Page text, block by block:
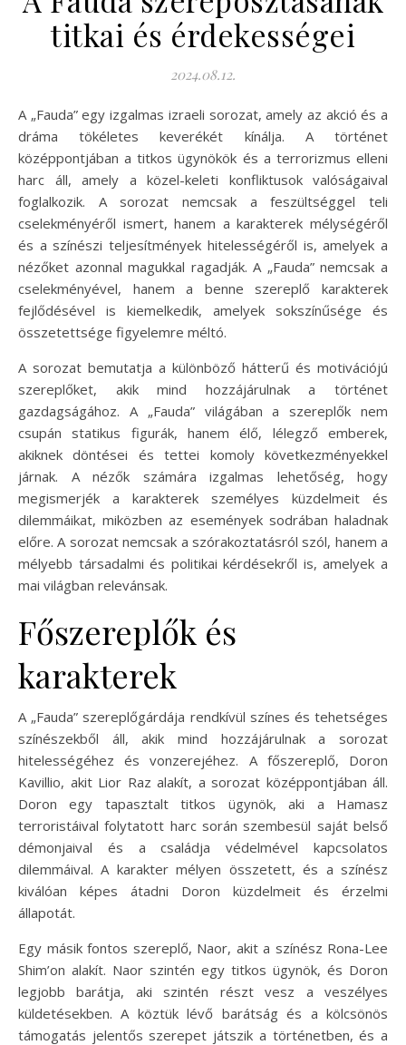
titkai és érdekességei
2024.08.12.
A „Fauda” egy izgalmas izraeli sorozat, amely az akció és a
dráma tökéletes keverékét kínálja. A történet
középpontjában a titkos ügynökök és a terrorizmus elleni
harc áll, amely a közel-keleti konfliktusok valóságaival
foglalkozik. A sorozat nemcsak a feszültséggel teli
cselekményéről ismert, hanem a karakterek mélységéről
és a színészi teljesítmények hitelességéről is, amelyek a
nézőket azonnal magukkal ragadják. A „Fauda” nemcsak a
cselekményével, hanem a benne szereplő karakterek
fejlődésével is kiemelkedik, amelyek sokszínűsége és
összetettsége figyelemre méltó.
A sorozat bemutatja a különböző hátterű és motivációjú
szereplőket, akik mind hozzájárulnak a történet
gazdagságához. A „Fauda” világában a szereplők nem
csupán statikus figurák, hanem élő, lélegző emberek,
akiknek döntései és tettei komoly következményekkel
járnak. A nézők számára izgalmas lehetőség, hogy
megismerjék a karakterek személyes küzdelmeit és
dilemmáikat, miközben az események sodrában haladnak
előre. A sorozat nemcsak a szórakoztatásról szól, hanem a
mélyebb társadalmi és politikai kérdésekről is, amelyek a
mai világban relevánsak.
Főszereplők és
karakterek
A „Fauda” szereplőgárdája rendkívül színes és tehetséges
színészekből áll, akik mind hozzájárulnak a sorozat
hitelességéhez és vonzerejéhez. A főszereplő, Doron
Kavillio, akit Lior Raz alakít, a sorozat középpontjában áll.
Doron egy tapasztalt titkos ügynök, aki a Hamasz
terroristáival folytatott harc során szembesül saját belső
démonjaival és a családja védelmével kapcsolatos
dilemmáival. A karakter mélyen összetett, és a színész
kiválóan képes átadni Doron küzdelmeit és érzelmi
állapotát.
Egy másik fontos szereplő, Naor, akit a színész Rona-Lee
Shim’on alakít. Naor szintén egy titkos ügynök, és Doron
legjobb barátja, aki szintén részt vesz a veszélyes
küldetésekben. A köztük lévő barátság és a kölcsönös
támogatás jelentős szerepet játszik a történetben, és a